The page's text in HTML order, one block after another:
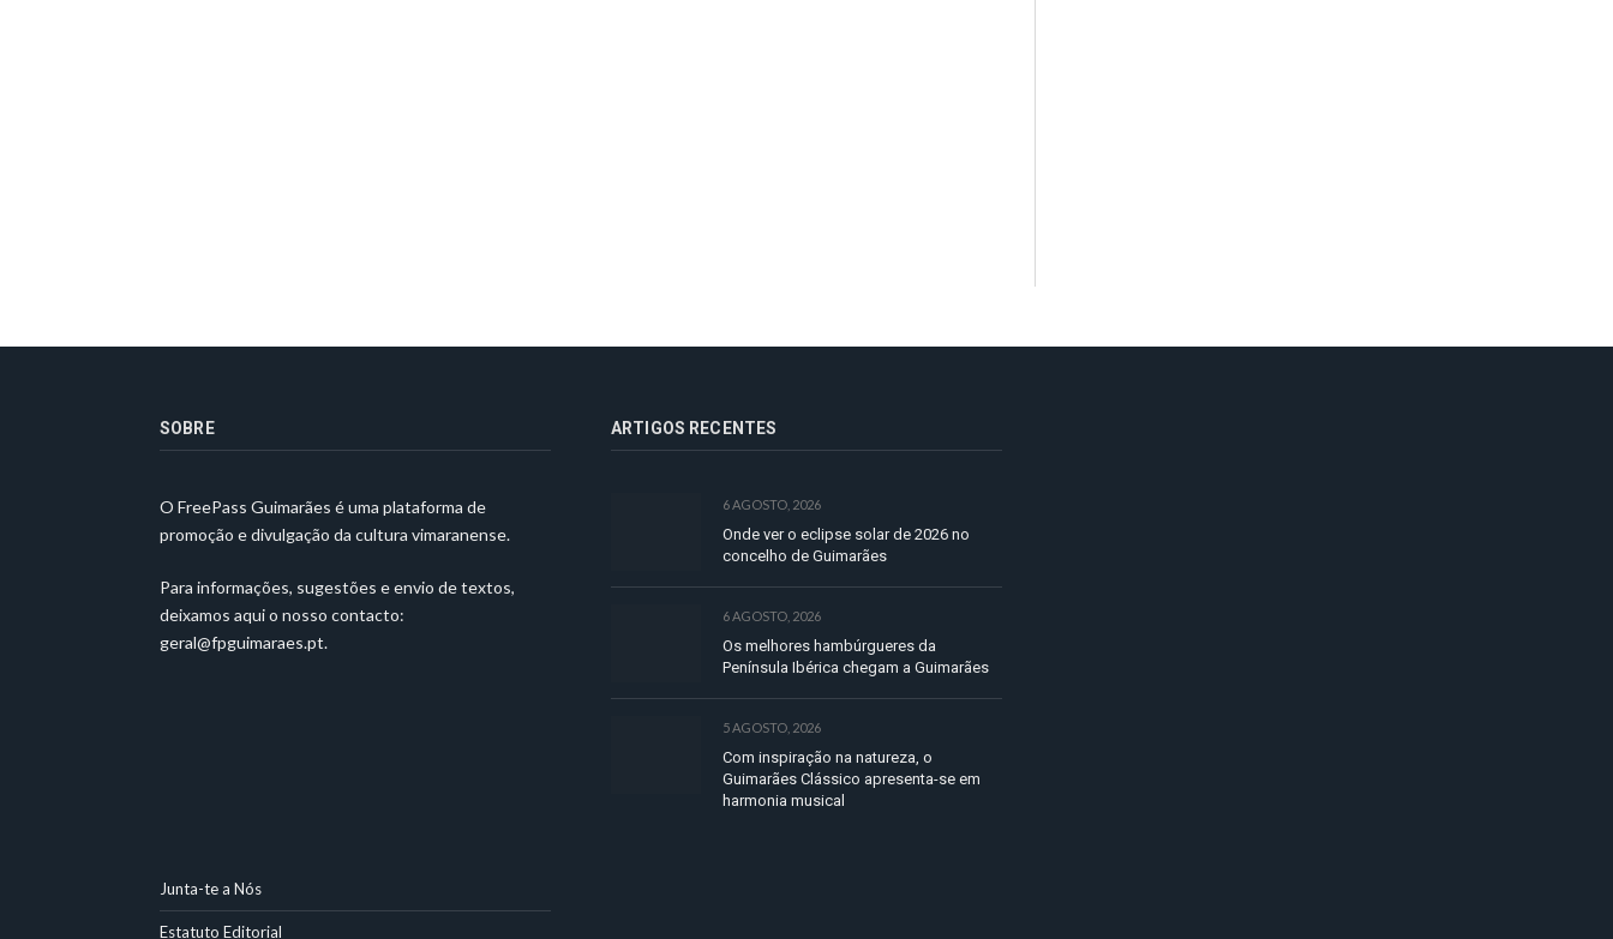
SOBRE
O FreePass Guimarães é uma plataforma de
promoção e divulgação da cultura vimaranense.
Para informações, sugestões e envio de textos,
deixamos aqui o nosso contacto:
geral@fpguimaraes.pt.
ARTIGOS RECENTES
6 AGOSTO, 2026
Onde ver o eclipse solar de 2026 no
concelho de Guimarães
6 AGOSTO, 2026
Os melhores hambúrgueres da
Península Ibérica chegam a Guimarães
5 AGOSTO, 2026
Com inspiração na natureza, o
Guimarães Clássico apresenta-se em
harmonia musical
Junta-te a Nós
Estatuto Editorial